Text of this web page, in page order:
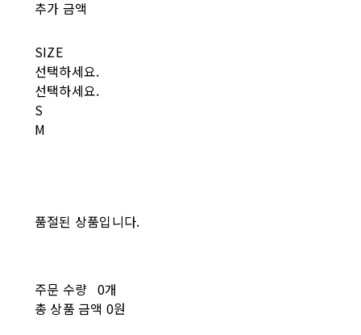
추가 금액
SIZE
선택하세요.
선택하세요.
S
M
품절된 상품입니다.
주문 수량 0개
총 상품 금액 0원